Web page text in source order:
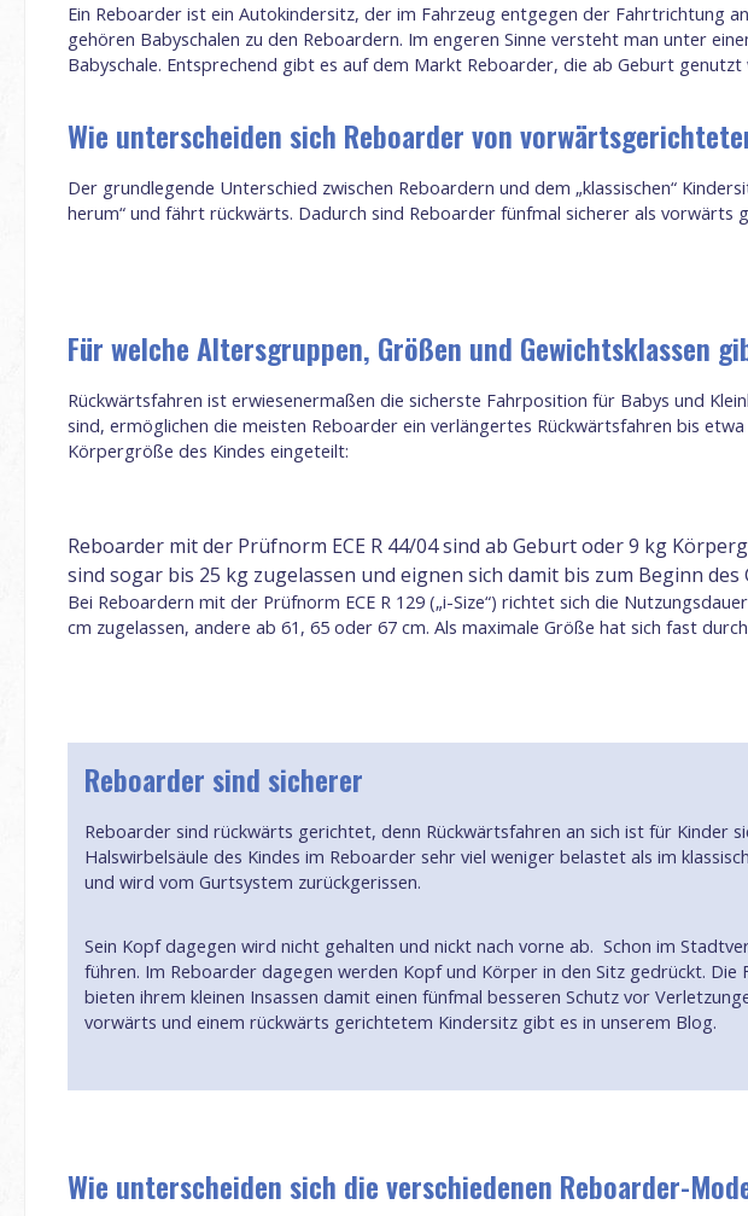
Ein Reboarder ist ein Autokindersitz, der im Fahrzeug entgegen der Fahrtrichtung
gehören Babyschalen zu den Reboardern. Im engeren Sinne versteht man unter
Babyschale. Entsprechend gibt es auf dem Markt Reboarder, die ab Geburt
Wie unterscheiden sich Reboarder von
Der grundlegende Unterschied zwischen Reboardern und dem „klassischen“
herum“ und fährt rückwärts. Dadurch sind Reboarder fünfmal sicherer als
Für welche Altersgruppen, Größen und Gewichtsklassen
Rückwärtsfahren ist erwiesenermaßen die sicherste Fahrposition für Babys und
sind, ermöglichen die meisten Reboarder ein verlängertes Rückwärtsfahren bis
Körpergröße des Kindes eingeteilt:
Reboarder mit der Prüfnorm ECE R 44/04 sind ab Geburt oder 9 kg
sind sogar bis 25 kg zugelassen und eignen sich damit bis zum Beginn des
Bei Reboardern mit der Prüfnorm ECE R 129 („i-Size“) richtet sich die
cm zugelassen, andere ab 61, 65 oder 67 cm. Als maximale Größe hat sich fast
Reboarder sind sicherer
Reboarder sind rückwärts gerichtet, denn Rückwärtsfahren an sich ist für Kinder
Halswirbelsäule des Kindes im Reboarder sehr viel weniger belastet als im
und wird vom Gurtsystem zurückgerissen.
Sein Kopf dagegen wird nicht gehalten und nickt nach vorne ab. Schon im
führen. Im Reboarder dagegen werden Kopf und Körper in den Sitz gedrückt.
bieten ihrem kleinen Insassen damit einen fünfmal besseren Schutz vor
vorwärts und einem rückwärts gerichtetem Kindersitz gibt es in unserem Blog.
Wie unterscheiden sich die verschiedenen Reboarder-